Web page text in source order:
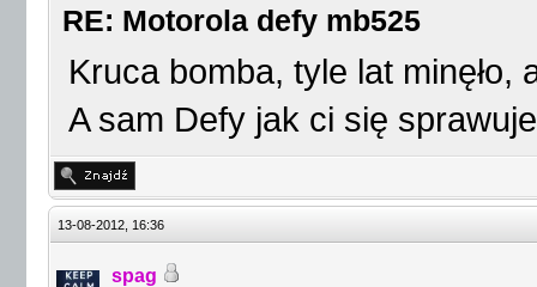
RE: Motorola defy mb525
Kruca bomba, tyle lat
A sam Defy jak ci się
13-08-2012, 16:36
spag